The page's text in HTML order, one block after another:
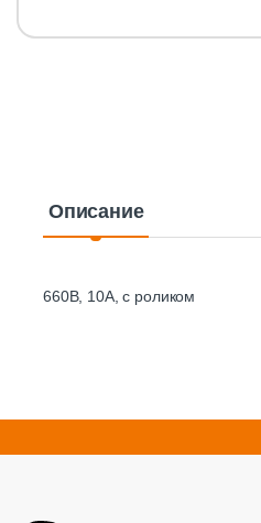
Описание
660В, 10А, с роликом